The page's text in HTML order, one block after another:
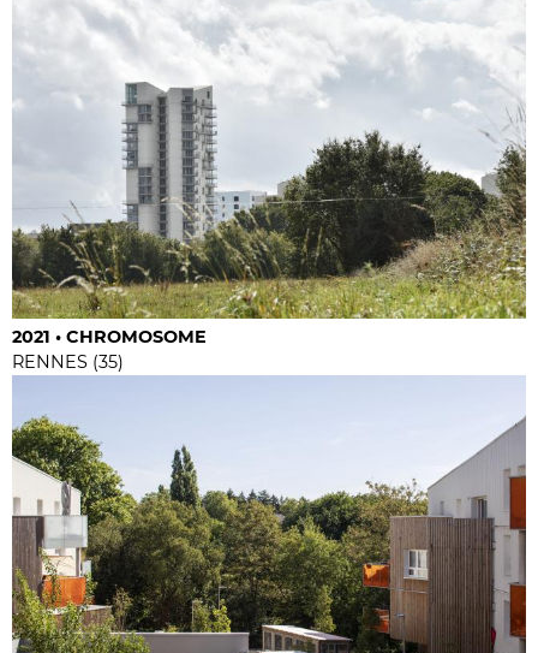
2021 • CHROMOSOME
RENNES (35)